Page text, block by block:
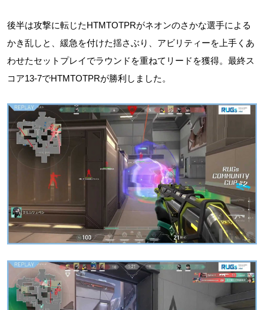
後半は攻撃に転じたHTMTOTPRがネオンのさかな選手による
かき乱しと、緩急を付けた揺さぶり、アビリティーを上手くあ
わせたセットプレイでラウンドを重ねてリードを獲得。最終ス
コア13-7でHTMTOTPRが勝利しました。